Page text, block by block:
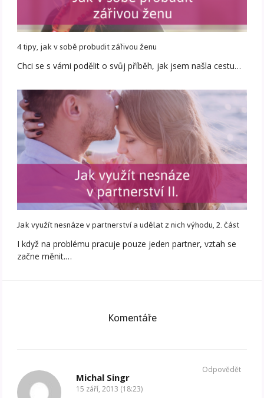
4 tipy, jak v sobě probudit zářivou ženu
Chci se s vámi podělit o svůj příběh, jak jsem našla cestu…
Jak využít nesnáze v partnerství a udělat z nich výhodu, 2. část
I když na problému pracuje pouze jeden partner, vztah se
začne měnit.…
Komentáře
Michal Singr
15 září, 2013 (18:23)
Odpovědět